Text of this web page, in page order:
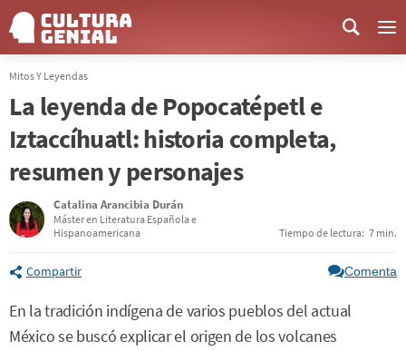
Mitos Y Leyendas
La leyenda de Popocatépetl e
Iztaccíhuatl: historia completa,
resumen y personajes
Catalina Arancibia Durán
Máster en Literatura Española e
Hispanoamericana
Tiempo de lectura: 7 min.
Compartir Comenta
En la tradición indígena de varios pueblos del actual
México se buscó explicar el origen de los volcanes